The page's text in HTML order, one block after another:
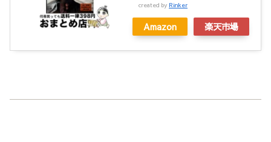
created by Rinker
Amazon 楽天市場